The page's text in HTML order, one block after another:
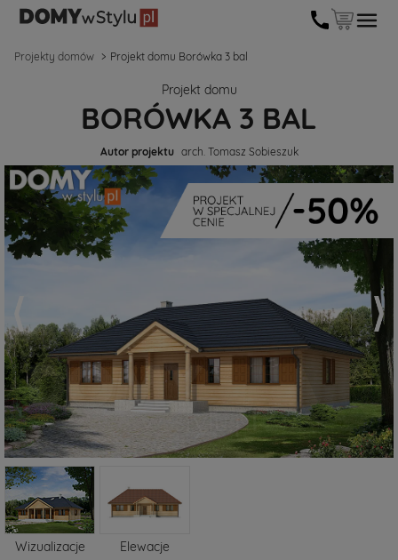
Projekty domów Projekt domu Borówka 3 bal
Projekt domu
BORÓWKA 3 BAL
Autor projektu arch. Tomasz Sobieszuk
Wizualizacje Elewacje